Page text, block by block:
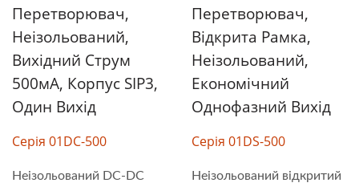
Перетворювач,
Неізольований,
Вихідний Струм
500мА, Корпус SIP3,
Один Вихід
Серія 01DC-500
Неізольований DC-DC
Перетворювач,
Відкрита Рамка,
Неізольований,
Економічний
Однофазний Вихід
Серія 01DS-500
Неізольований відкритий